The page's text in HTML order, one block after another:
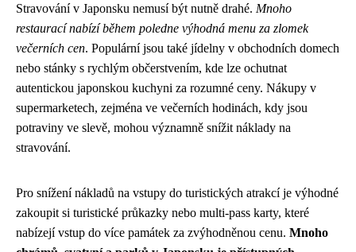
Stravování v Japonsku nemusí být nutně drahé. Mnoho
restaurací nabízí během poledne výhodná menu za zlomek
večerních cen. Populární jsou také jídelny v obchodních domech
nebo stánky s rychlým občerstvením, kde lze ochutnat
autentickou japonskou kuchyni za rozumné ceny. Nákupy v
supermarketech, zejména ve večerních hodinách, kdy jsou
potraviny ve slevě, mohou významně snížit náklady na
stravování.
Pro snížení nákladů na vstupy do turistických atrakcí je výhodné
zakoupit si turistické průkazky nebo multi-pass karty, které
nabízejí vstup do více památek za zvýhodněnou cenu. Mnoho